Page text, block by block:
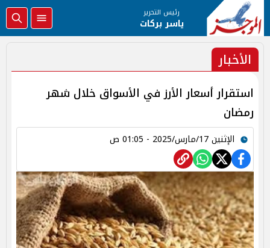
رئيس التحرير
ياسر بركات
الأخبار
استقرار أسعار الأرز في الأسواق خلال شهر
رمضان
الإثنين 17/مارس/2025 - 01:05 ص